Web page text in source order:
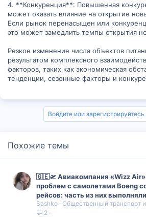
4. **Конкуренция**: Повышенная
может оказать влияние на открытие
Если рынок перенасыщен или
это может замедлить темпы открытия
Резкое изменение числа объектов
результатом комплексного
факторов, таких как экономическая
тенденции, сезонные факторы и
Войдите или
Похожие темы
🇬🇪🛫 Авиакомпания «Wizz Air»
проблем с самолетами Boeng
рейсов: часть из них
Sashko Общественный транспорт
2